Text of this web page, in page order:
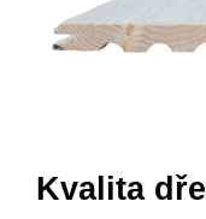
Kvalita